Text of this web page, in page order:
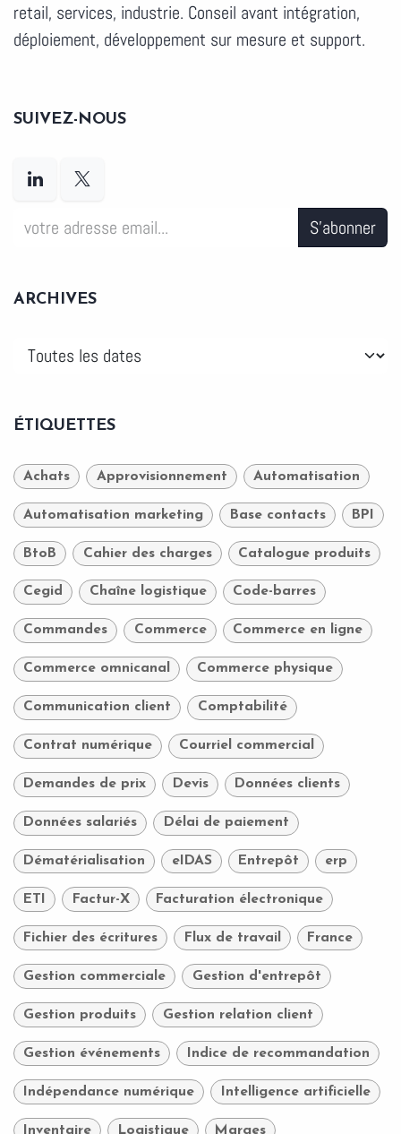
retail, services, industrie. Conseil avant intégration,
déploiement, développement sur mesure et support.
SUIVEZ-NOUS
S'abonner
ARCHIVES
ÉTIQUETTES
Achats Approvisionnement Automatisation
Automatisation marketing Base contacts BPI
BtoB Cahier des charges Catalogue produits
Cegid Chaîne logistique Code-barres
Commandes Commerce Commerce en ligne
Commerce omnicanal Commerce physique
Communication client Comptabilité
Contrat numérique Courriel commercial
Demandes de prix Devis Données clients
Données salariés Délai de paiement
Dématérialisation eIDAS Entrepôt erp
ETI Factur-X Facturation électronique
Fichier des écritures Flux de travail France
Gestion commerciale Gestion d'entrepôt
Gestion produits Gestion relation client
Gestion événements Indice de recommandation
Indépendance numérique Intelligence artificielle
Inventaire Logistique Marges